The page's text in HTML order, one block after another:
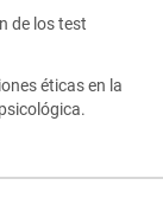
de los test
éticas en la